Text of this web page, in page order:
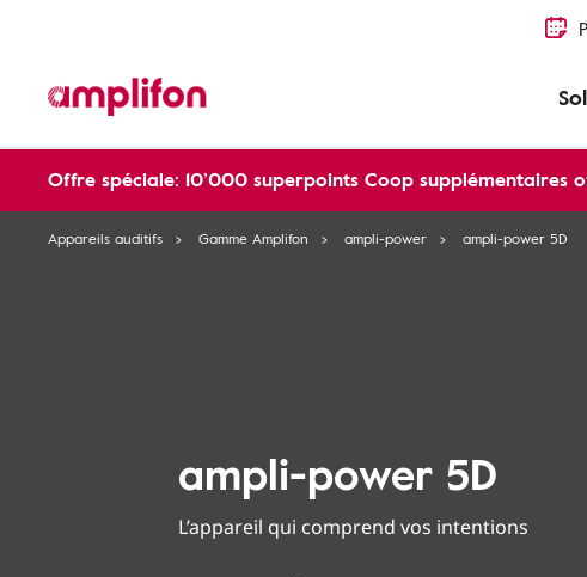
Offre spéciale: 10’000 superpoints Coop supplémentaires
Appareils auditifs Gamme Amplifon ampli-power ampli-power 5D
ampli-power 5D
L’appareil qui comprend vos intentions